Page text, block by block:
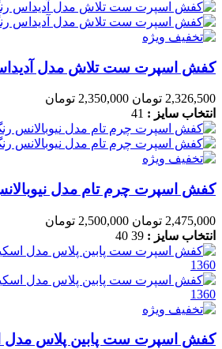
کفش اسپرت ست تلاش مدل آدیداس کد
2,326,500 تومان
2,350,000 تومان
انتخاب سایز : 41
کفش اسپرت چرم تام مدل نیوبالانس
2,475,000 تومان
2,500,000 تومان
انتخاب سایز : 39
40
کفش اسپرت ست پابین پلاس مدل